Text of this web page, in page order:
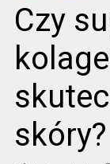
Czy
skóry?